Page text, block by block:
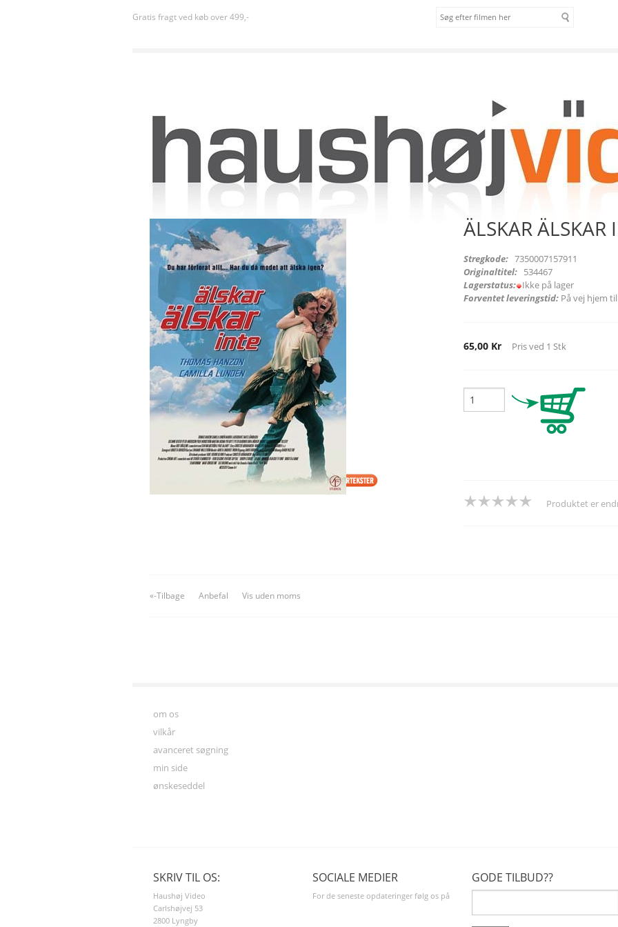
Gratis fragt ved køb over 499,-
om os
Sortiment uden kategori ÄLSKAR ÄLSKAR INTE [DVD]
ÄLSKAR ÄLSKAR
Stregkode: 7350007157911
Originaltitel: 534467
Lagerstatus: Ikke på lager
Forventet leveringstid: På vej hjem
65,00 Kr Pris ved 1 Stk
Produktet er
«-Tilbage Anbefal Vis uden moms
om os
vilkår
avanceret søgning
min side
ønskeseddel
SKRIV TIL OS:
Haushøj Video
Carlshøjvej 53
2800 Lyngby
SOCIALE MEDIER
For de seneste opdateringer følg os på
GODE TILBUD??